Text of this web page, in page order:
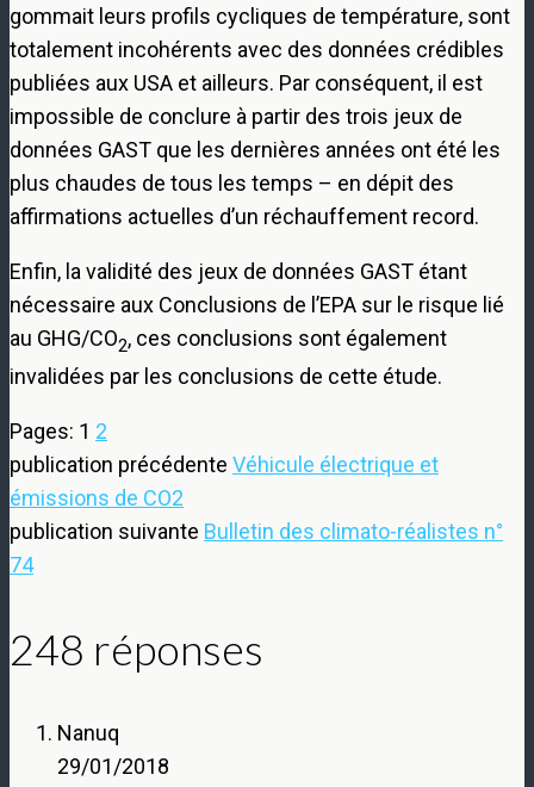
gommait leurs profils cycliques de température, sont
totalement incohérents avec des données crédibles
publiées aux USA et ailleurs. Par conséquent, il est
impossible de conclure à partir des trois jeux de
données GAST que les dernières années ont été les
plus chaudes de tous les temps – en dépit des
affirmations actuelles d’un réchauffement record.
Enfin, la validité des jeux de données GAST étant
nécessaire aux Conclusions de l’EPA sur le risque lié
au GHG/CO2, ces conclusions sont également
invalidées par les conclusions de cette étude.
Pages: 1 2
publication précédente Véhicule électrique et
émissions de CO2
publication suivante Bulletin des climato-réalistes n°
74
248 réponses
Nanuq
29/01/2018